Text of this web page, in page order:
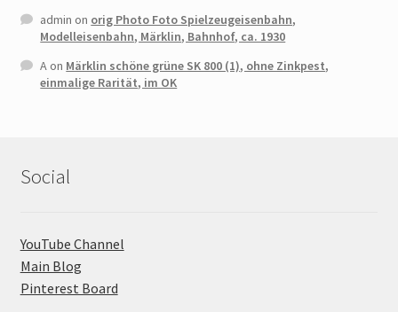
admin on orig Photo Foto Spielzeugeisenbahn,
Modelleisenbahn, Märklin, Bahnhof, ca. 1930
Aon Märklin schöne grüne SK 800 (1), ohne Zinkpest,
einmalige Rarität, im OK
Social
YouTube Channel
Main Blog
Pinterest Board